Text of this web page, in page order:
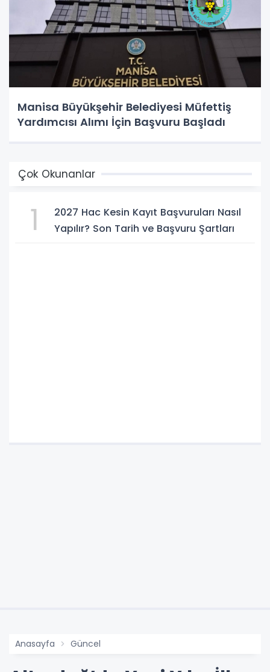
Manisa Büyükşehir Belediyesi Müfettiş
Yardımcısı Alımı İçin Başvuru Başladı
Çok Okunanlar
1
2027 Hac Kesin Kayıt Başvuruları Nasıl
Yapılır? Son Tarih ve Başvuru Şartları
Anasayfa Güncel